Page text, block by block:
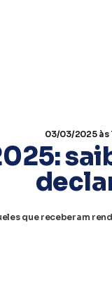
03/03/2025às
que receberam